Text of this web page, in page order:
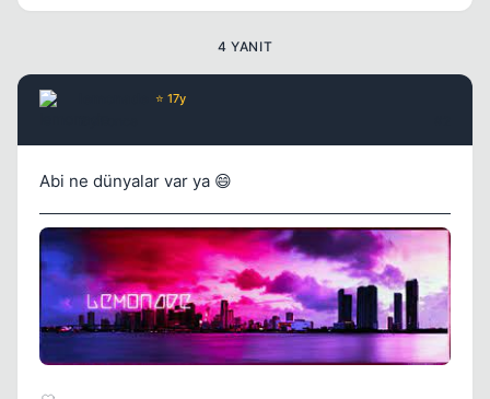
4 YANIT
⭐ 17y
Abi ne dünyalar var ya 😄